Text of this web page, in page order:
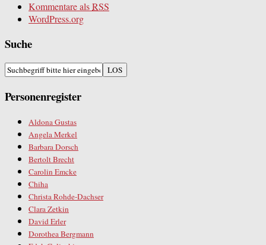
Kommentare alsRSS
WordPress.org
Suche
Personenregister
Aldona Gustas
Angela Merkel
Barbara Dorsch
Bertolt Brecht
Carolin Emcke
Chiha
Christa Rohde-Dachser
Clara Zetkin
David Erler
Dorothea Bergmann